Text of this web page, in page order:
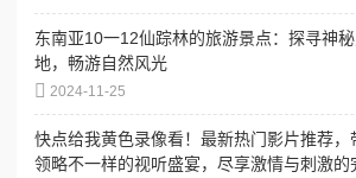
东南亚10一12仙踪林的旅游景点：探寻神秘
地，畅游自然风光
2024-11-25
快点给我黄色录像看！最新热门影片推荐，
领略不一样的视听盛宴，尽享激情与刺激的